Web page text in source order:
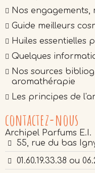
Nos engagements,
Guide meilleurs
Huiles essentielles
Quelques
Nos sources
aromathérapie
Les principes de
contactez-nous
Archipel Parfums E.I.
55, rue du bas
01.60.19.33.38 ou